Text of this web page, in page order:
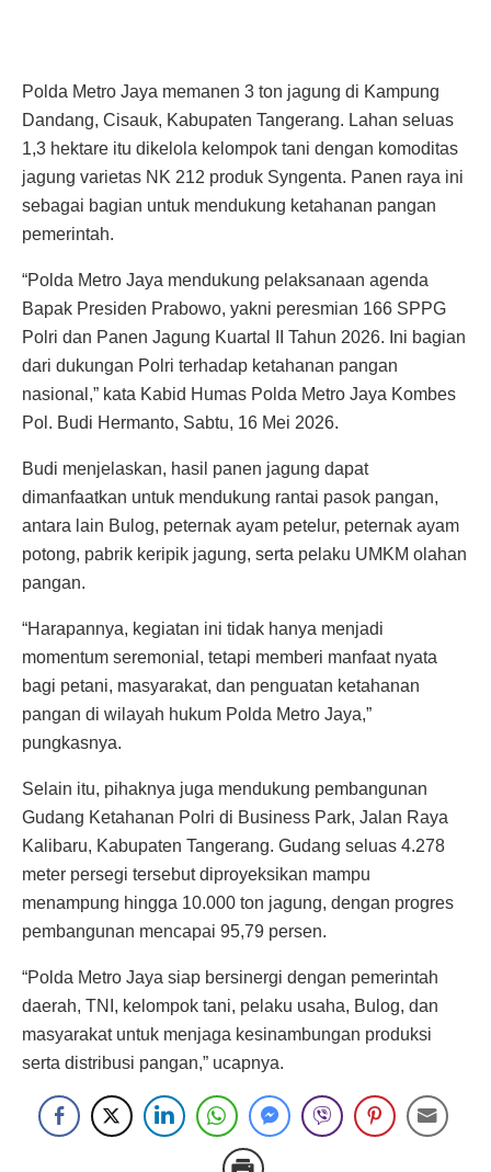
Polda Metro Jaya memanen 3 ton jagung di Kampung
Dandang, Cisauk, Kabupaten Tangerang. Lahan seluas
1,3 hektare itu dikelola kelompok tani dengan komoditas
jagung varietas NK 212 produk Syngenta. Panen raya ini
sebagai bagian untuk mendukung ketahanan pangan
pemerintah.
“Polda Metro Jaya mendukung pelaksanaan agenda
Bapak Presiden Prabowo, yakni peresmian 166 SPPG
Polri dan Panen Jagung Kuartal II Tahun 2026. Ini bagian
dari dukungan Polri terhadap ketahanan pangan
nasional,” kata Kabid Humas Polda Metro Jaya Kombes
Pol. Budi Hermanto, Sabtu, 16 Mei 2026.
Budi menjelaskan, hasil panen jagung dapat
dimanfaatkan untuk mendukung rantai pasok pangan,
antara lain Bulog, peternak ayam petelur, peternak ayam
potong, pabrik keripik jagung, serta pelaku UMKM olahan
pangan.
“Harapannya, kegiatan ini tidak hanya menjadi
momentum seremonial, tetapi memberi manfaat nyata
bagi petani, masyarakat, dan penguatan ketahanan
pangan di wilayah hukum Polda Metro Jaya,”
pungkasnya.
Selain itu, pihaknya juga mendukung pembangunan
Gudang Ketahanan Polri di Business Park, Jalan Raya
Kalibaru, Kabupaten Tangerang. Gudang seluas 4.278
meter persegi tersebut diproyeksikan mampu
menampung hingga 10.000 ton jagung, dengan progres
pembangunan mencapai 95,79 persen.
“Polda Metro Jaya siap bersinergi dengan pemerintah
daerah, TNI, kelompok tani, pelaku usaha, Bulog, dan
masyarakat untuk menjaga kesinambungan produksi
serta distribusi pangan,” ucapnya.